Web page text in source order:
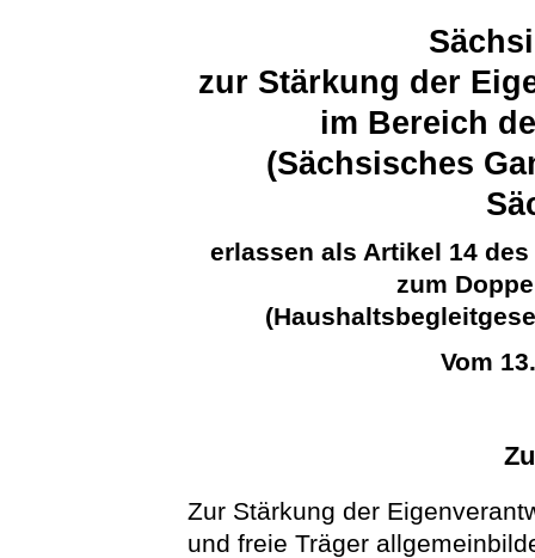
zur Stärkung der
im Bereich
(Sächsisches
erlassen als Artikel 14
zum
Vom
Zur Stärkung der
und freie Träger